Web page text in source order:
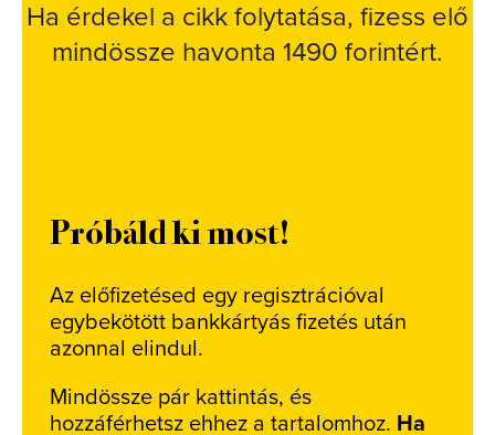
Ha érdekel a cikk folytatása, fizess elő
mindössze havonta 1490 forintért.
Próbáld ki most!
Az előfizetésed egy regisztrációval
egybekötött bankkártyás fizetés után
azonnal elindul.
Mindössze pár kattintás, és
hozzáférhetsz ehhez a tartalomhoz. Ha